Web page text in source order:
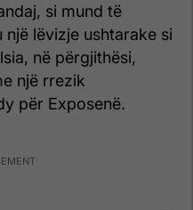
si mund të
lëvizje ushtarake si
në përgjithësi,
një rrezik
për Exposenë.